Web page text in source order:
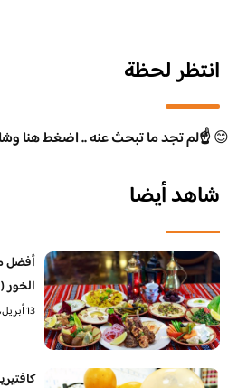
انتظر لحظة
😊☝️لم تجد ما تبحث عنه .. اضغط هنا
شاهد أيضا
أفضل
الخور
13 أبريل، 2022